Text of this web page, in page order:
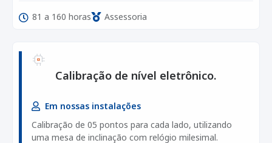
81 a 160 horas Assessoria
Calibração de nível eletrônico.
Em nossas instalações
Calibração de 05 pontos para cada lado, utilizando
uma mesa de inclinação com relógio milesimal.